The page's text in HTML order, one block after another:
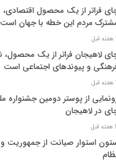
فراتر از یک محصول اقتصادی،
مردم این خطه با جهان است
لاهیجان فراتر از یک محصول،
و پیوندهای اجتماعی است
از پوستر دومین جشنواره
در لاهیجان
استوار صیانت از جمهوریت